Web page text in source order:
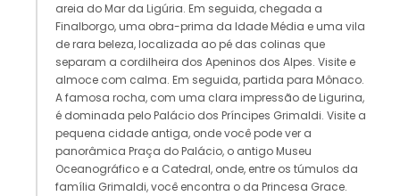
areia do Mar da Ligúria. Em seguida, chegada a
Finalborgo, uma obra-prima da Idade Média e uma vila
de rara beleza, localizada ao pé das colinas que
separam a cordilheira dos Apeninos dos Alpes. Visite e
almoce com calma. Em seguida, partida para Mônaco.
A famosa rocha, com uma clara impressão de Ligurina,
é dominada pelo Palácio dos Príncipes Grimaldi. Visite a
pequena cidade antiga, onde você pode ver a
panorâmica Praça do Palácio, o antigo Museu
Oceanográfico e a Catedral, onde, entre os túmulos da
família Grimaldi, você encontra o da Princesa Grace.